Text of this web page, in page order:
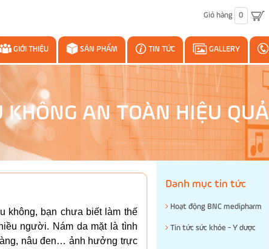
Giỏ hàng 0
GIỚI THIỆU SẢN PHẨM TIN TỨC GALLERY
AN TOÀN HIỆU QUẢ
không, bạn chưa biết làm thế
người. Nám da mặt là tình
nâu đen… ảnh hưởng trực
Danh mục tin tức
Hoạt động BNC medipharm
Tin tức sức khỏe - Y dược